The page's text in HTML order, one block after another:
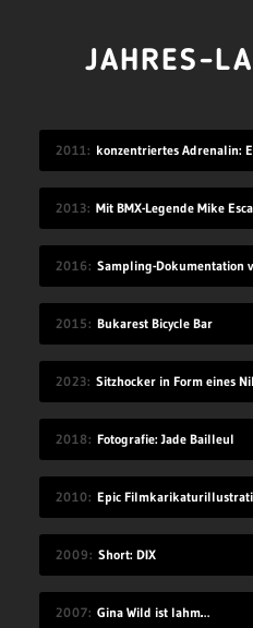
JAHRES-
2011 konzentriertes Adrenalin:
2013
2016 Sampling-Dokumentation
2015 Bukarest Bicycle Bar
2023 Sitzhocker in Form eines
2018 Fotografie: Jade Bailleul
2010 Epic
2009 Short: DIX
2007 Gina Wild ist lahm…